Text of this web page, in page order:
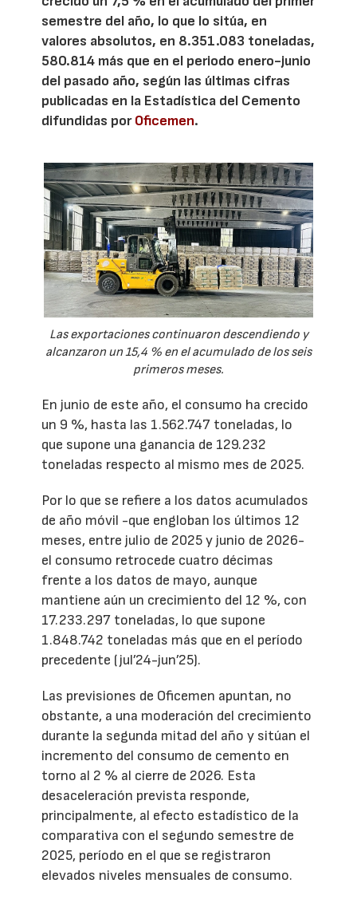
semestre del año, lo que lo sitúa, en
valores absolutos, en 8.351.083 toneladas,
580.814 más que en el periodo enero-junio
del pasado año, según las últimas cifras
publicadas en la Estadística del Cemento
difundidas porOficemen.
Las exportaciones continuaron descendiendo y
alcanzaron un 15,4 % en el acumulado de los seis
primeros meses.
En junio de este año, el consumo ha crecido
un 9 %, hasta las 1.562.747 toneladas, lo
que supone una ganancia de 129.232
toneladas respecto al mismo mes de 2025.
Por lo que se refiere a los datos acumulados
de año móvil -que engloban los últimos 12
meses, entre julio de 2025 y junio de 2026-
el consumo retrocede cuatro décimas
frente a los datos de mayo, aunque
mantiene aún un crecimiento del 12 %, con
17.233.297 toneladas, lo que supone
1.848.742 toneladas más que en el período
precedente (jul’24-jun’25).
Las previsiones de Oficemen apuntan, no
obstante, a una moderación del crecimiento
durante la segunda mitad del año y sitúan el
incremento del consumo de cemento en
torno al 2 % al cierre de 2026. Esta
desaceleración prevista responde,
principalmente, al efecto estadístico de la
comparativa con el segundo semestre de
2025, período en el que se registraron
elevados niveles mensuales de consumo.